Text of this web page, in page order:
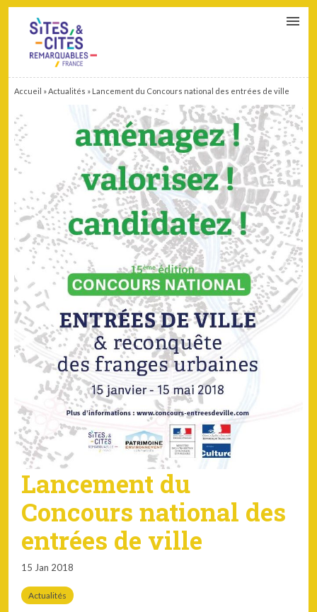
Accueil »Actualités » Lancement du Concours national des entrées de ville
Lancement du
Concours national des
entrées de ville
15 Jan 2018
Actualités